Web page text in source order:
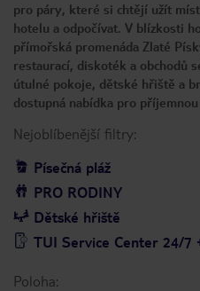
pro páry, které si chtějí užít
hotelu a odpočívat. V blízkosti
přímořská promenáda Zlaté
restaurací, diskoték a obchodů
útulné pokoje, dětské hřiště a
dostupná nabídka pro
Nejoblíbenější filtry:
Písečná pláž
PRO RODINY
Dětské hřiště
TUI Service Center 24/7
Poloha: